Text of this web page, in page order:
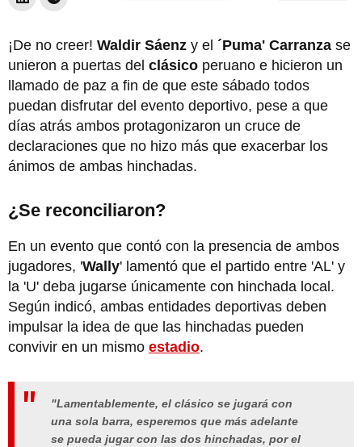
¡De no creer! Waldir Sáenz y el ´Puma' Carranza se
unieron a puertas del clásico peruano e hicieron un
llamado de paz a fin de que este sábado todos
puedan disfrutar del evento deportivo, pese a que
días atrás ambos protagonizaron un cruce de
declaraciones que no hizo más que exacerbar los
ánimos de ambas hinchadas.
¿Se reconciliaron?
En un evento que contó con la presencia de ambos
jugadores, 'Wally' lamentó que el partido entre 'AL' y
la 'U' deba jugarse únicamente con hinchada local.
Según indicó, ambas entidades deportivas deben
impulsar la idea de que las hinchadas pueden
convivir en un mismo estadio.
"Lamentablemente, el clásico se jugará con
una sola barra, esperemos que más adelante
se pueda jugar con las dos hinchadas, por el